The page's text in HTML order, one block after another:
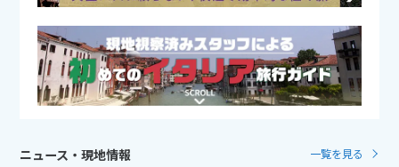
ニュース・現地情報 一覧を見る
2026年12 12月未定
1 2 3 4
5
6
7 8 9 10 11
12
20
21
26